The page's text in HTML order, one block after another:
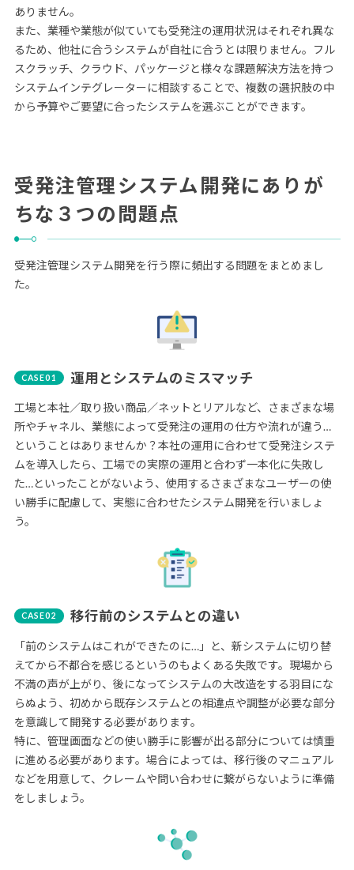
ありません。
また、業種や業態が似ていても受発注の運用状況はそれぞれ異な
るため、他社に合うシステムが自社に合うとは限りません。フル
スクラッチ、クラウド、パッケージと様々な課題解決方法を持つ
システムインテグレーターに相談することで、複数の選択肢の中
から予算やご要望に合ったシステムを選ぶことができます。
受発注管理システム開発にありが
ちな３つの問題点
受発注管理システム開発を行う際に頻出する問題をまとめまし
た。
運用とシステムのミスマッチ
工場と本社／取り扱い商品／ネットとリアルなど、さまざまな場
所やチャネル、業態によって受発注の運用の仕方や流れが違う…
ということはありませんか？本社の運用に合わせて受発注システ
ムを導入したら、工場での実際の運用と合わず一本化に失敗し
た…といったことがないよう、使用するさまざまなユーザーの使
い勝手に配慮して、実態に合わせたシステム開発を行いましょ
う。
移行前のシステムとの違い
「前のシステムはこれができたのに…」と、新システムに切り替
えてから不都合を感じるというのもよくある失敗です。現場から
不満の声が上がり、後になってシステムの大改造をする羽目にな
らぬよう、初めから既存システムとの相違点や調整が必要な部分
を意識して開発する必要があります。
特に、管理画面などの使い勝手に影響が出る部分については慎重
に進める必要があります。場合によっては、移行後のマニュアル
などを用意して、クレームや問い合わせに繋がらないように準備
をしましょう。